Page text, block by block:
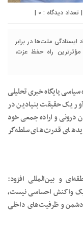
۰ |
ملت‌ها در برابر
راه حفظ عزت،
پایگاه خبری تحلیلی
یک حقیقت بنیادین در
درونی و اراده جمعی خود
قدرت‌های سلطه‌گر
و بین‌المللی افزود:
واکنش احساسی نیست،
دشمن و ظرفیت‌های داخلی